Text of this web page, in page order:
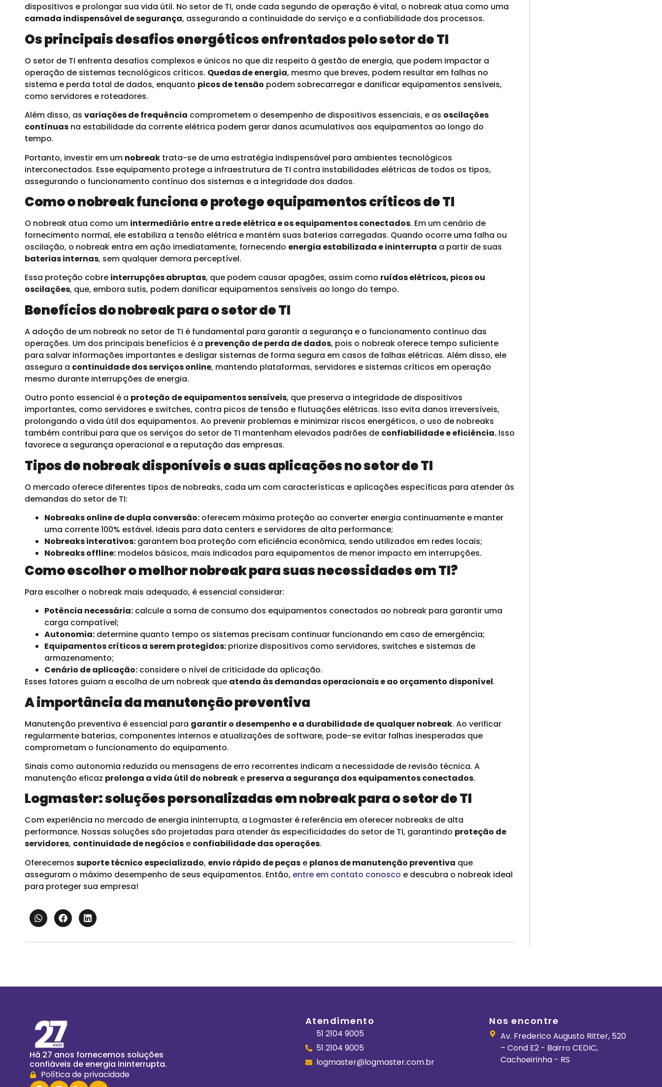
dispositivos e prolongar sua vida útil. No setor de TI, onde cada segundo de operação é vital, o nobreak atua como uma
camada indispensável de segurança, assegurando a continuidade do serviço e a confiabilidade dos processos.
Os principais desafios energéticos enfrentados pelo setor de TI
O setor de TI enfrenta desafios complexos e únicos no que diz respeito à gestão de energia, que podem impactar a
operação de sistemas tecnológicos críticos. Quedas de energia, mesmo que breves, podem resultar em falhas no
sistema e perda total de dados, enquanto picos de tensão podem sobrecarregar e danificar equipamentos sensíveis,
como servidores e roteadores.
Além disso, as variações de frequência comprometem o desempenho de dispositivos essenciais, e as oscilações
contínuas na estabilidade da corrente elétrica podem gerar danos acumulativos aos equipamentos ao longo do
tempo.
Portanto, investir em um nobreak trata-se de uma estratégia indispensável para ambientes tecnológicos
interconectados. Esse equipamento protege a infraestrutura de TI contra instabilidades elétricas de todos os tipos,
assegurando o funcionamento contínuo dos sistemas e a integridade dos dados.
Como o nobreak funciona e protege equipamentos críticos de TI
O nobreak atua como um intermediário entre a rede elétrica e os equipamentos conectados. Em um cenário de
fornecimento normal, ele estabiliza a tensão elétrica e mantém suas baterias carregadas. Quando ocorre uma falha ou
oscilação, o nobreak entra em ação imediatamente, fornecendo energia estabilizada e ininterrupta a partir de suas
baterias internas, sem qualquer demora perceptível.
Essa proteção cobre interrupções abruptas, que podem causar apagões, assim como ruídos elétricos, picos ou
oscilações, que, embora sutis, podem danificar equipamentos sensíveis ao longo do tempo.
Benefícios do nobreak para o setor de TI
A adoção de um nobreak no setor de TI é fundamental para garantir a segurança e o funcionamento contínuo das
operações. Um dos principais benefícios é a prevenção de perda de dados, pois o nobreak oferece tempo suficiente
para salvar informações importantes e desligar sistemas de forma segura em casos de falhas elétricas. Além disso, ele
assegura a continuidade dos serviços online, mantendo plataformas, servidores e sistemas críticos em operação
mesmo durante interrupções de energia.
Outro ponto essencial é a proteção de equipamentos sensíveis, que preserva a integridade de dispositivos
importantes, como servidores e switches, contra picos de tensão e flutuações elétricas. Isso evita danos irreversíveis,
prolongando a vida útil dos equipamentos. Ao prevenir problemas e minimizar riscos energéticos, o uso de nobreaks
também contribui para que os serviços do setor de TI mantenham elevados padrões de confiabilidade e eficiência. Isso
favorece a segurança operacional e a reputação das empresas.
Tipos de nobreak disponíveis e suas aplicações no setor de TI
O mercado oferece diferentes tipos de nobreaks, cada um com características e aplicações específicas para atender às
demandas do setor de TI:
Nobreaks online de dupla conversão: oferecem máxima proteção ao converter energia continuamente e manter
uma corrente 100% estável. Ideais para data centers e servidores de alta performance;
Nobreaks interativos: garantem boa proteção com eficiência econômica, sendo utilizados em redes locais;
Nobreaks offline: modelos básicos, mais indicados para equipamentos de menor impacto em interrupções.
Como escolher o melhor nobreak para suas necessidades em TI?
Para escolher o nobreak mais adequado, é essencial considerar:
Potência necessária: calcule a soma de consumo dos equipamentos conectados ao nobreak para garantir uma
carga compatível;
Autonomia: determine quanto tempo os sistemas precisam continuar funcionando em caso de emergência;
Equipamentos críticos a serem protegidos: priorize dispositivos como servidores, switches e sistemas de
armazenamento;
Cenário de aplicação: considere o nível de criticidade da aplicação.
Esses fatores guiam a escolha de um nobreak que atenda às demandas operacionais e ao orçamento disponível.
A importância da manutenção preventiva
Manutenção preventiva é essencial para garantir o desempenho e a durabilidade de qualquer nobreak. Ao verificar
regularmente baterias, componentes internos e atualizações de software, pode-se evitar falhas inesperadas que
comprometam o funcionamento do equipamento.
Sinais como autonomia reduzida ou mensagens de erro recorrentes indicam a necessidade de revisão técnica. A
manutenção eficaz prolonga a vida útil do nobreak e preserva a segurança dos equipamentos conectados.
Logmaster: soluções personalizadas em nobreak para o setor de TI
Com experiência no mercado de energia ininterrupta, a Logmaster é referência em oferecer nobreaks de alta
performance. Nossas soluções são projetadas para atender às especificidades do setor de TI, garantindo proteção de
servidores, continuidade de negócios e confiabilidade das operações.
Oferecemos suporte técnico especializado, envio rápido de peças e planos de manutenção preventiva que
asseguram o máximo desempenho de seus equipamentos. Então, entre em contato conosco e descubra o nobreak ideal
para proteger sua empresa!
Há 27 anos fornecemos soluções
confiáveis de energia ininterrupta.
Política de privacidade
Atendimento
51 2104 9005
51 2104 9005
logmaster@logmaster.com.br
Nos encontre
Av. Frederico Augusto Ritter, 520
– Cond E2 - Bairro CEDIC,
Cachoeirinha - RS